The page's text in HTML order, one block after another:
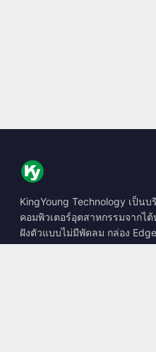
KingYoung Technology เป็น
คอมพิวเตอร์อุตสาหกรรมจากไ
ฝังตัวแบบไม่มีพัดลม กล่อง
ทนทาน